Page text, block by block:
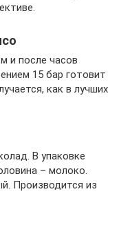
и после часов
15 бар готовит
как в лучших
В упаковке
– молоко.
Производится из